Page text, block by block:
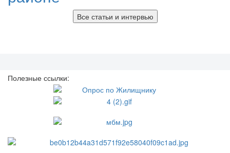
Все статьи и интервью
Полезные ссылки: